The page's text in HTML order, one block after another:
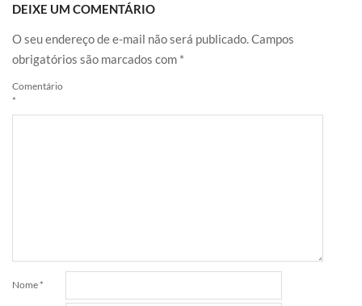
DEIXE UM COMENTÁRIO
O seu endereço de e-mail não será publicado.Campos
obrigatórios são marcados com *
Comentário
*
Nome *